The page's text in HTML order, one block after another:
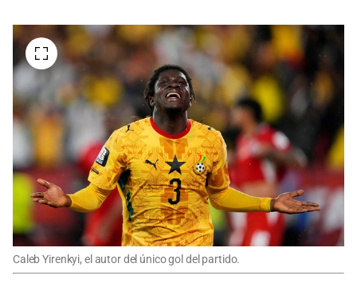
Caleb Yirenkyi, el autor del único gol del partido.